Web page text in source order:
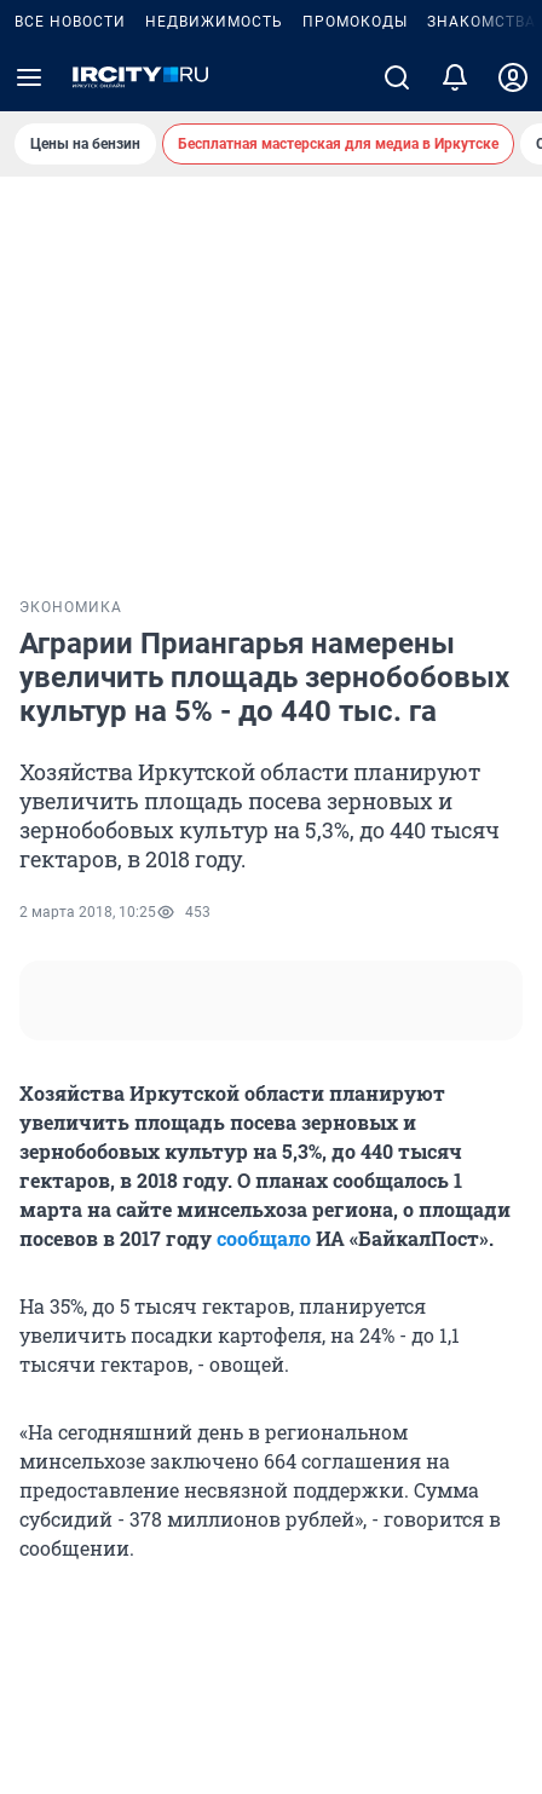
ВСЕ НОВОСТИ НЕДВИЖИМОСТЬ ПРОМОКОДЫ ЗНАКОМСТВА
Цены на бензин Бесплатная мастерская для медиа в Иркутске
ЭКОНОМИКА
Аграрии Приангарья намерены
увеличить площадь зернобобовых
культур на 5% - до 440 тыс. га
Хозяйства Иркутской области планируют
увеличить площадь посева зерновых и
зернобобовых культур на 5,3%, до 440 тысяч
гектаров, в 2018 году.
2 марта 2018, 10:25 453
Хозяйства Иркутской области планируют
увеличить площадь посева зерновых и
зернобобовых культур на 5,3%, до 440 тысяч
гектаров, в 2018 году. О планах сообщалось 1
марта на сайте минсельхоза региона, о площади
посевов в 2017 годусообщалоИА «БайкалПост».
На 35%, до 5 тысяч гектаров, планируется
увеличить посадки картофеля, на 24% - до 1,1
тысячи гектаров, - овощей.
«На сегодняшний день в региональном
минсельхозе заключено 664 соглашения на
предоставление несвязной поддержки. Сумма
субсидий - 378 миллионов рублей», - говорится в
сообщении.